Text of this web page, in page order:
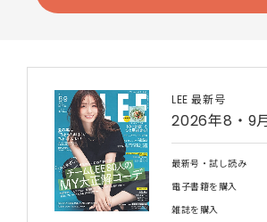
LEE 最新号
2026年8・9
最新号・試し読み
電子書籍を購入
雑誌を購入